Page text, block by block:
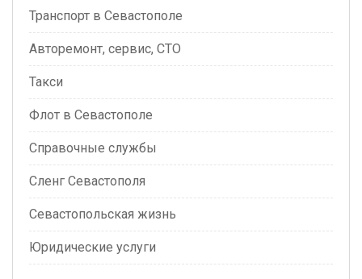
Транспорт в Севастополе
Авторемонт, сервис, СТО
Такси
Флот в Севастополе
Справочные службы
Сленг Севастополя
Севастопольская жизнь
Юридические услуги